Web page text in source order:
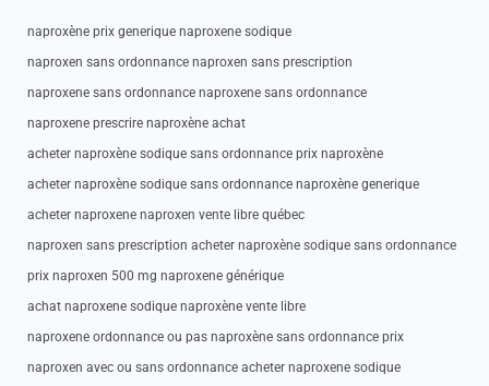
naproxène prix generique naproxene sodique
naproxen sans ordonnance naproxen sans prescription
naproxene sans ordonnance naproxene sans ordonnance
naproxene prescrire naproxène achat
acheter naproxène sodique sans ordonnance prix naproxène
acheter naproxène sodique sans ordonnance naproxène generique
acheter naproxene naproxen vente libre québec
naproxen sans prescription acheter naproxène sodique sans ordonnance
prix naproxen 500 mg naproxene générique
achat naproxene sodique naproxène vente libre
naproxene ordonnance ou pas naproxène sans ordonnance prix
naproxen avec ou sans ordonnance acheter naproxene sodique